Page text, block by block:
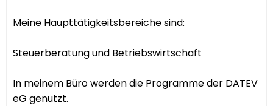
Meine Haupttätigkeitsbereiche sind:
Steuerberatung und Betriebswirtschaft
In meinem Büro werden die Programme der DATEV
eG genutzt.